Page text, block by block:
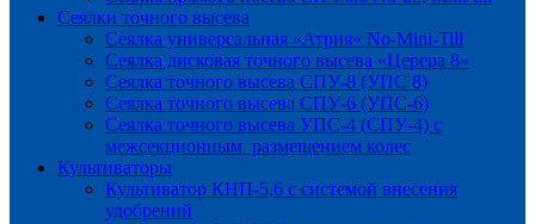
Сеялки точного высева
Сеялка универсальная «Атрия» No-Mini-Till
Сеялка дисковая точного высева «Церера 8»
Сеялка точного высева СПУ-8 (УПС 8)
Сеялка точного высева СПУ-6 (УПС-6)
Сеялка точного высева УПС-4 (СПУ-4) с
межсекционным размещением колес
Культиваторы
Культиватор КНП-5,6 с системой внесения
удобрений